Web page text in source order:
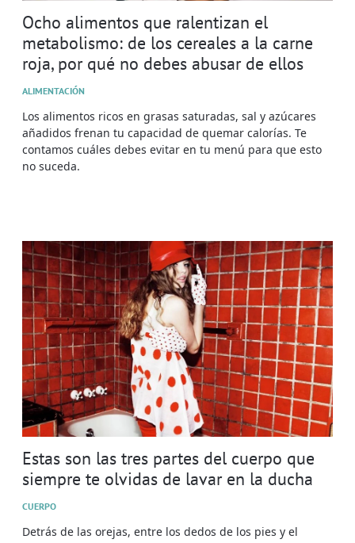
Ocho alimentos que ralentizan el
metabolismo: de los cereales a la carne
roja, por qué no debes abusar de ellos
ALIMENTACIÓN
Los alimentos ricos en grasas saturadas, sal y azúcares
añadidos frenan tu capacidad de quemar calorías. Te
contamos cuáles debes evitar en tu menú para que esto
no suceda.
Estas son las tres partes del cuerpo que
siempre te olvidas de lavar en la ducha
CUERPO
Detrás de las orejas, entre los dedos de los pies y el